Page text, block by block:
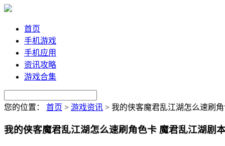
首页
手机游戏
手机应用
资讯攻略
游戏合集
您的位置： 首页 > 游戏资讯 > 我的侠客魔君乱江湖怎么速刷
我的侠客魔君乱江湖怎么速刷角色卡 魔君乱江湖剧